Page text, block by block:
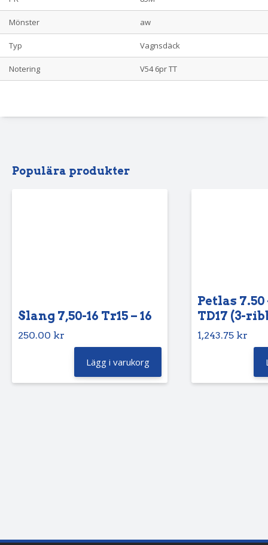
Mönster aw
Typ Vagnsdäck
Notering V54 6pr TT
Populära produkter
Slang 7,50-16 Tr15 – 16
250.00 kr
Lägg i varukorg
Petlas 7.50
TD17 (3-
1,243.75 kr